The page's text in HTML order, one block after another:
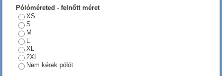
Pólóméreted - felnőtt méret
XS
S
M
L
XL
2XL
Nem kérek pólót